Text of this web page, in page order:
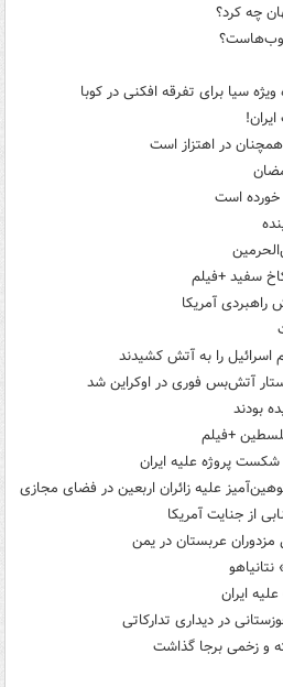
چه کرد؟
سیا برای تفرقه افکنی در کوبا
در اهتزاز است
است
سفید +فیلم
آمریکا
را به آتش کشیدند
آتش‌بس فوری در اوکراین شد
بودند
+فیلم
پروژه علیه ایران
علیه زائران اربعین در فضای مجازی
از جنایت آمریکا
عربستان در یمن
ایران
در دیداری تدارکاتی
و زخمی برجا گذاشت